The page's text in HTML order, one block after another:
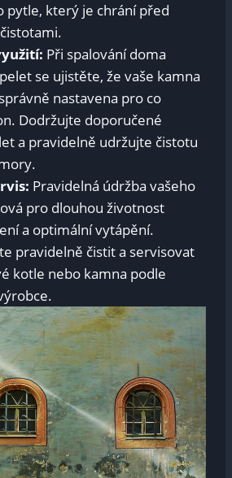
pytle, který je chrání před
Při spalování doma
se ujistěte, že vaše kamna
nastavena pro co
Dodržujte doporučené
a pravidelně udržujte čistotu
Pravidelná údržba vašeho
pro dlouhou životnost
a optimální vytápění.
pravidelně čistit a servisovat
kotle nebo kamna podle